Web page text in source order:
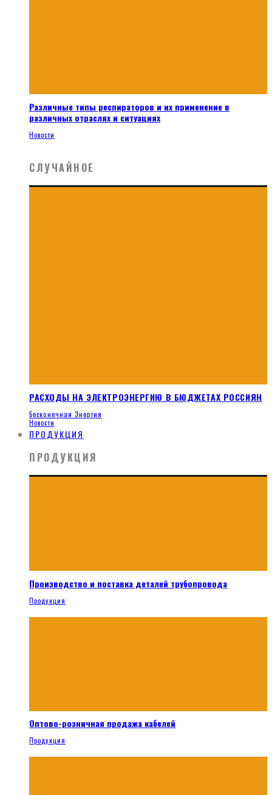
Различные типы респираторов и их применение в
различных отраслях и ситуациях
Новости
СЛУЧАЙНОЕ
РАСХОДЫ НА ЭЛЕКТРОЭНЕРГИЮ В БЮДЖЕТАХ РОССИЯН
Бесконечная Энергия
Новости
ПРОДУКЦИЯ
ПРОДУКЦИЯ
Производство и поставка деталей трубопровода
Продукция
Оптово-розничная продажа кабелей
Продукция